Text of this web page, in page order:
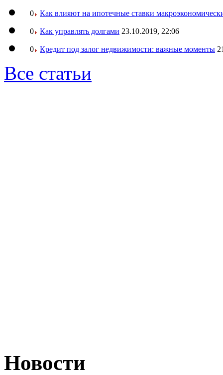
0 Как влияют на ипотечные ставки
0 Как управлять долгами 23.10.2019, 22:06
0 Кредит под залог недвижимости: важные моменты
Все статьи
Новости